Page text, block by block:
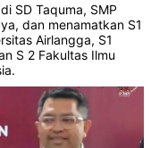
SD Taquma, SMP
dan menamatkan S1
Airlangga, S1
S 2 Fakultas Ilmu